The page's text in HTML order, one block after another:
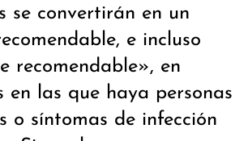
se convertirán en un
e incluso
recomendable», en
en las que haya personas
o síntomas de infección